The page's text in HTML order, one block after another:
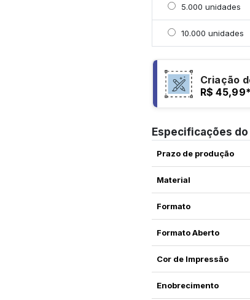
Selecionar 5000
5.000 unidades
Selecionar 10000
10.000 unidades
Criação
R$ 45,99*
Especificações
Prazo de produção
Material
Formato
Formato Aberto
Cor de Impressão
Enobrecimento